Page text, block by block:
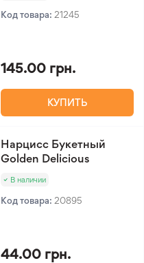
Код товара: 21245
145.00 грн.
КУПИТЬ
Нарцисс Букетный
Golden Delicious
В наличии
Код товара: 20895
44.00 грн.